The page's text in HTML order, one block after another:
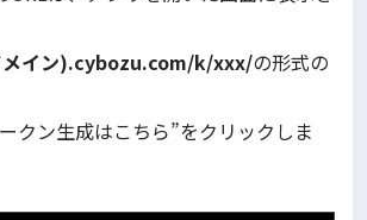
イン).cybozu.com/k/xxx/の形式の
クン生成はこちら”をクリックしま